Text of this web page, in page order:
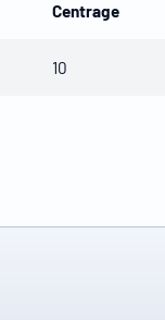
Centrage
10